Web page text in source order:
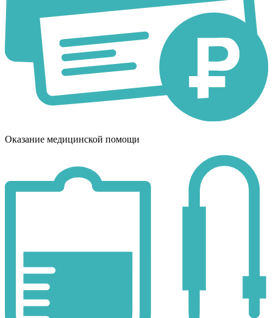
Оказание медицинской помощи